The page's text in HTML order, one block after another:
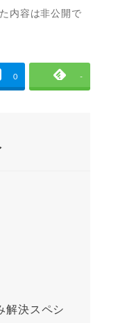
内容は非公開で
0 -
解決スペシ